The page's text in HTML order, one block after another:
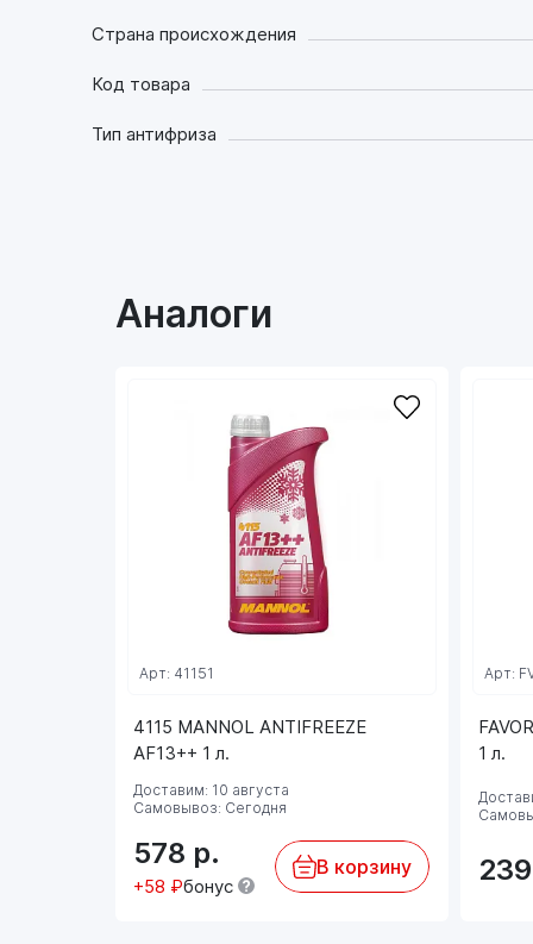
Страна происхождения
Код товара
Тип антифриза
Аналоги
4115 MANNOL ANTIFREEZE
AF13++ 1 л.
Арт: 41151
Доставим: 10 августа
Самовывоз: Сегодня
578 р.
+58 ₽бонус
В корзину
1 л.
Арт:
239